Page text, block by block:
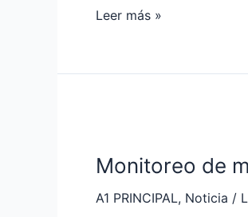
Pedro
Leer más »
Monitoreo de
A1 PRINCIPAL, Noticia /
microplásticos
diferentes